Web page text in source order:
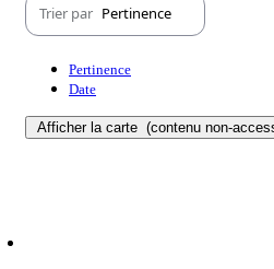
Trier par Pertinence
Pertinence
Date
Afficher la carte (contenu non-